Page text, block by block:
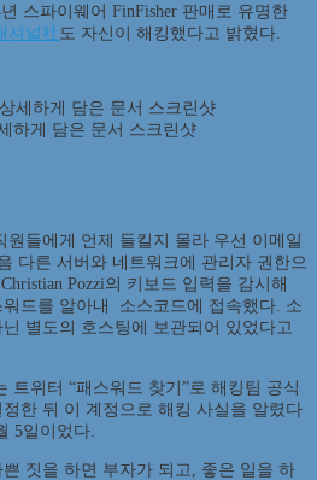
스파이웨어 FinFisher 판매로 유명한
셔널社 도 자신이 해킹했다고 밝혔다.
하게 담은 문서 스크린샷
원들에게 언제 들킬지 몰라 우선 이메일
다른 서버와 네트워크에 관리자 권한으
Pozzi의 키보드 입력을 감시해
드를 알아내 소스코드에 접속했다. 소
별도의 호스팅에 보관되어 있었다고
트위터 “패스워드 찾기”로 해킹팀 공식
한 뒤 이 계정으로 해킹 사실을 알렸다
5일이었다.
짓을 하면 부자가 되고, 좋은 일을 하